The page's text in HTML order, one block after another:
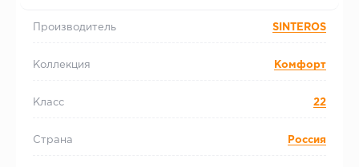
Производитель SINTEROS
Коллекция Комфорт
Класс 22
Страна Россия